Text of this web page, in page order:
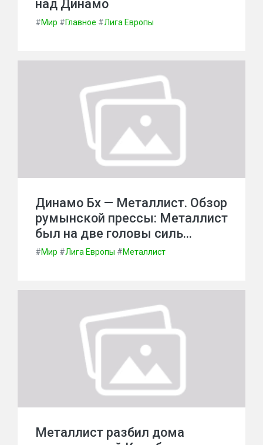
над Динамо
#Мир #Главное #Лига Европы
Динамо Бх — Металлист. Обзор
румынской прессы: Металлист
был на две головы силь…
#Мир #Лига Европы #Металлист
Металлист разбил дома